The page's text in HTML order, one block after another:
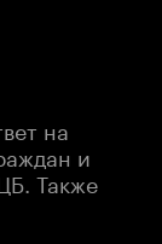
на
и
Также